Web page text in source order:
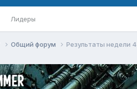
Лидеры
Общий форум Результаты недели 4